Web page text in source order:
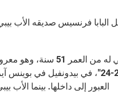
العبور إلى داخلها. بينما الأب